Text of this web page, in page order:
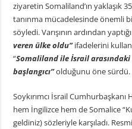
ziyaretin Somaliland’ın yaklaşık
tanınma mücadelesinde önemli
söyledi. Varışının ardından
veren ülke oldu”ifadelerini
“Somaliland ile İsrail
başlangıcı”olduğunu öne sürdü.
Soykırımcı İsrail
hem İngilizce hem de Somalice
geldiniz) sözleriyle karşıladı.